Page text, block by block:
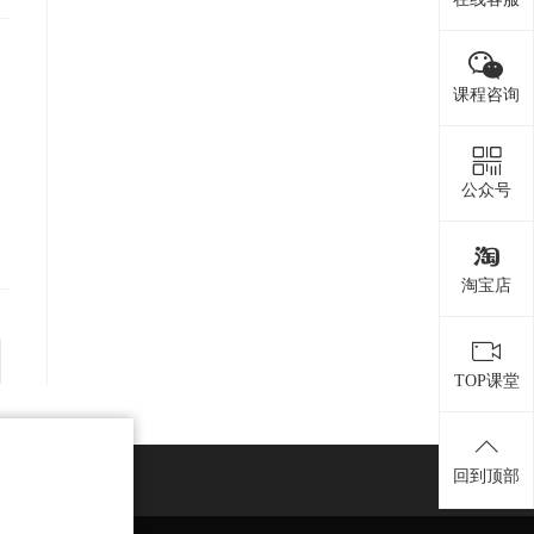
课程咨询
公众号
淘宝店
TOP课堂
回到顶部